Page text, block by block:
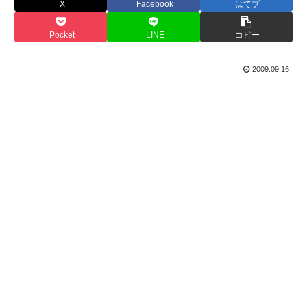
X Facebook はてブ
Pocket LINE コピー
2009.09.16